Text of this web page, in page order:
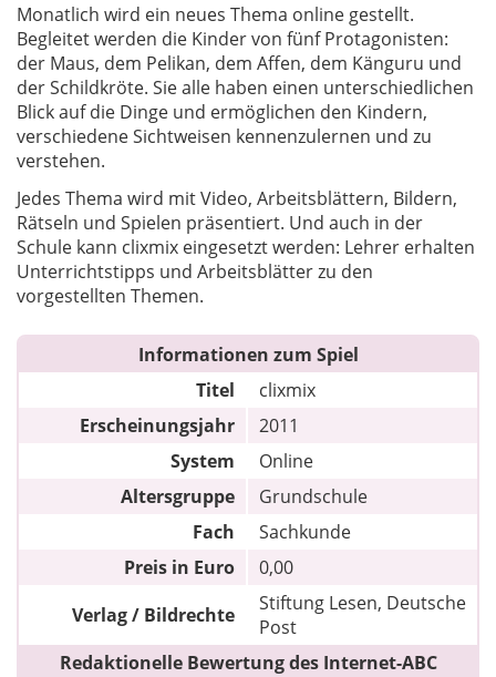
Monatlich wird ein neues Thema online gestellt.
Begleitet werden die Kinder von fünf Protagonisten:
der Maus, dem Pelikan, dem Affen, dem Känguru und
der Schildkröte. Sie alle haben einen unterschiedlichen
Blick auf die Dinge und ermöglichen den Kindern,
verschiedene Sichtweisen kennenzulernen und zu
verstehen.
Jedes Thema wird mit Video, Arbeitsblättern, Bildern,
Rätseln und Spielen präsentiert. Und auch in der
Schule kann clixmix eingesetzt werden: Lehrer erhalten
Unterrichtstipps und Arbeitsblätter zu den
vorgestellten Themen.
Informationen zum Spiel
Titel
clixmix
Erscheinungsjahr
2011
System
Online
Altersgruppe
Grundschule
Fach
Sachkunde
Preis in Euro
0,00
Verlag / Bildrechte
Stiftung Lesen, Deutsche
Post
Redaktionelle Bewertung des Internet-ABC